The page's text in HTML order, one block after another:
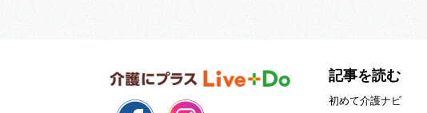
記事を読む
初めて介護ナビ